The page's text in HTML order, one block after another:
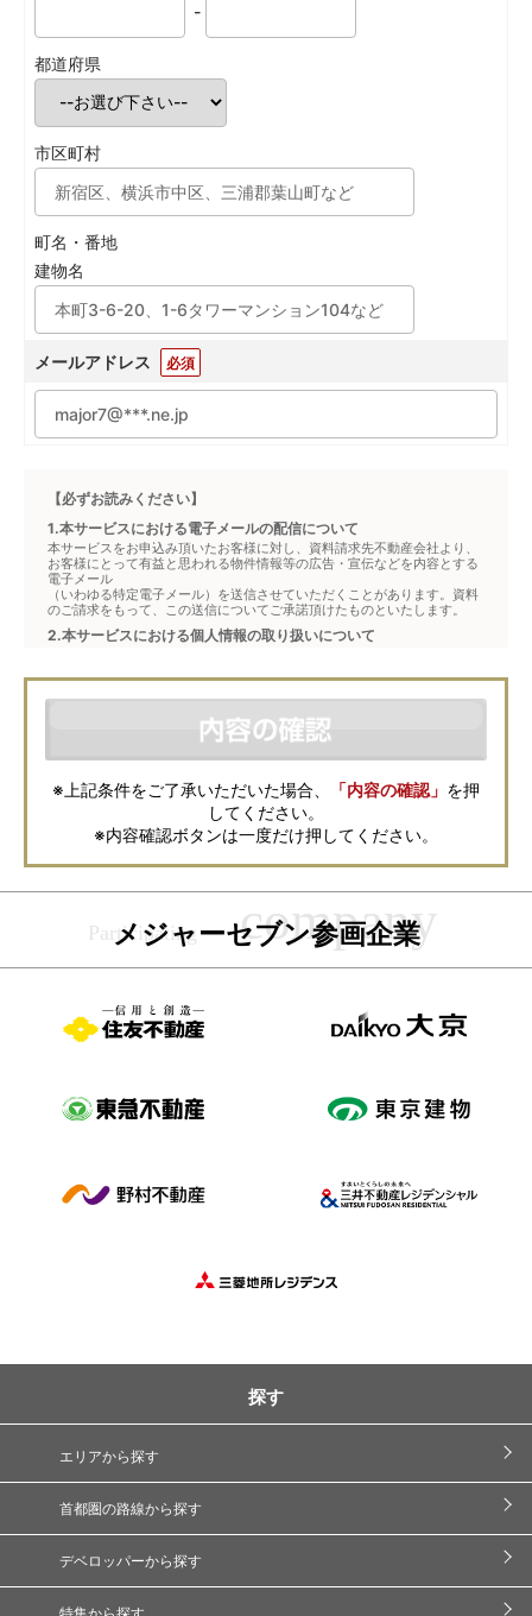
-
都道府県
市区町村
町名・番地
建物名
メールアドレス 必須
【必ずお読みください】
1.本サービスにおける電子メールの配信について
本サービスをお申込み頂いたお客様に対し、資料請求先不動産会社より、
お客様にとって有益と思われる物件情報等の広告・宣伝などを内容とする
電子メール
（いわゆる特定電子メール）を送信させていただくことがあります。資料
のご請求をもって、この送信についてご承諾頂けたものといたします。
2.本サービスにおける個人情報の取り扱いについて
本フォームからお客様が記入・登録された個人情報は、ダイレクトメール
などの資料送付・電子メールの送信・電話連絡などの目的で資料請求先不
動産会社が利用・保管します。資料請求先不動産会社が保管する個人情報
の取扱いについては、各不動産会社に直接お問合せください。
また、上記とは別にメジャーセブンでは本サービスを円滑に運用するため
に、お客様の個人情報をサービスご利用の控えとして一定期間保管いたし
ます。 ご記入の内容が不明瞭で資料をお送りできない場合、その他当社が
本サービスを円滑に運用するために必要な範囲において、直接メジャーセ
ブンから確認のご連絡をさせていただくことがありますので、あらかじめ
ご了承ください。
メジャーセブンの個人情報の取扱い方針についてはこちらをご覧くださ
※上記条件をご了承いただいた場合、 「内容の確認」 を押
してください。
※内容確認ボタンは一度だけ押してください。
メジャーセブン参画企業
探す
エリアから探す
首都圏の路線から探す
デベロッパーから探す